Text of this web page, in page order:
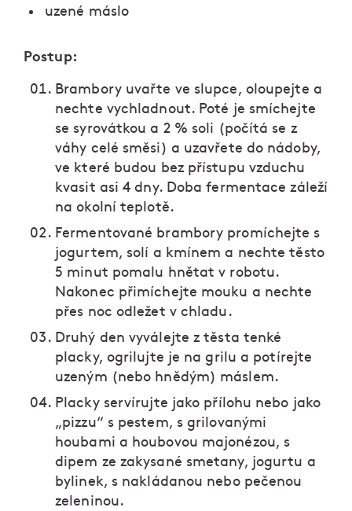
uzené máslo
Postup:
Brambory uvařte ve slupce, oloupejte a
nechte vychladnout. Poté je smíchejte
se syrovátkou a 2 % soli (počítá se z
váhy celé směsi) a uzavřete do nádoby,
ve které budou bez přístupu vzduchu
kvasit asi 4 dny. Doba fermentace záleží
na okolní teplotě.
Fermentované brambory promíchejte s
jogurtem, solí a kmínem a nechte těsto
5 minut pomalu hnětat v robotu.
Nakonec přimíchejte mouku a nechte
přes noc odležet v chladu.
Druhý den vyválejte z těsta tenké
placky, ogrilujte je na grilu a potírejte
uzeným (nebo hnědým) máslem.
Placky servírujte jako přílohu nebo jako
„pizzu“ s pestem, s grilovanými
houbami a houbovou majonézou, s
dipem ze zakysané smetany, jogurtu a
bylinek, s nakládanou nebo pečenou
zeleninou.